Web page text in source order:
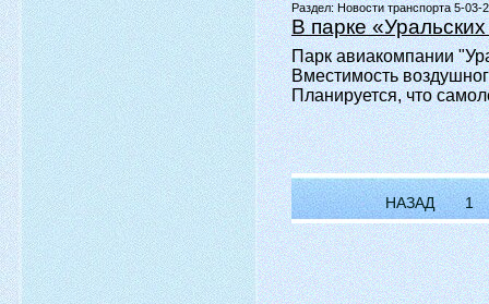
Раздел:Новости транспорта 5-03-
В парке
Парк авиакомпании
Вместимость
Планируется, что
НАЗАД 1